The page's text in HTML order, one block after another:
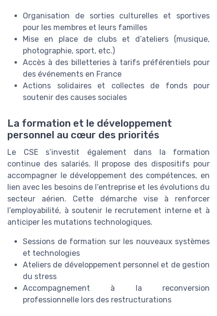
Organisation de sorties culturelles et sportives
pour les membres et leurs familles
Mise en place de clubs et d’ateliers (musique,
photographie, sport, etc.)
Accès à des billetteries à tarifs préférentiels pour
des événements en France
Actions solidaires et collectes de fonds pour
soutenir des causes sociales
La formation et le développement
personnel au cœur des priorités
Le CSE s’investit également dans la formation
continue des salariés. Il propose des dispositifs pour
accompagner le développement des compétences, en
lien avec les besoins de l’entreprise et les évolutions du
secteur aérien. Cette démarche vise à renforcer
l’employabilité, à soutenir le recrutement interne et à
anticiper les mutations technologiques.
Sessions de formation sur les nouveaux systèmes
et technologies
Ateliers de développement personnel et de gestion
du stress
Accompagnement à la reconversion
professionnelle lors des restructurations